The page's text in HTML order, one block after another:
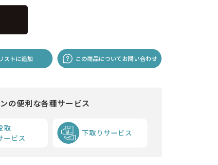
ストに追加 この商品についてお問い合わせ
の便利な各種サービス
取
ービス
下取りサービス